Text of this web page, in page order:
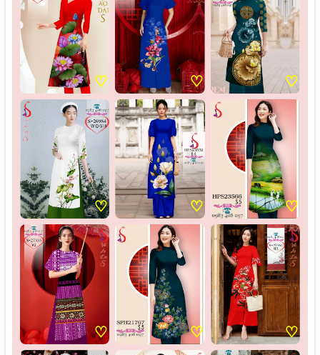
♡ ♡ ♡
♡ ♡ ♡
♡ ♡ ♡